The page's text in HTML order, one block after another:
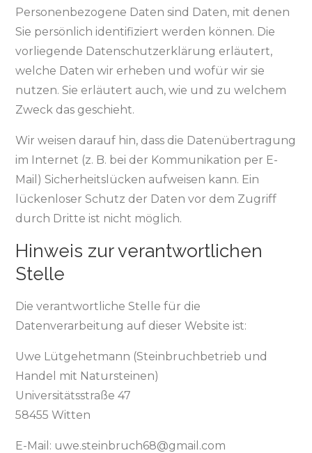
Personenbezogene Daten sind Daten, mit denen
Sie persönlich identifiziert werden können. Die
vorliegende Datenschutzerklärung erläutert,
welche Daten wir erheben und wofür wir sie
nutzen. Sie erläutert auch, wie und zu welchem
Zweck das geschieht.
Wir weisen darauf hin, dass die Datenübertragung
im Internet (z. B. bei der Kommunikation per E-
Mail) Sicherheitslücken aufweisen kann. Ein
lückenloser Schutz der Daten vor dem Zugriff
durch Dritte ist nicht möglich.
Hinweis zur verantwortlichen
Stelle
Die verantwortliche Stelle für die
Datenverarbeitung auf dieser Website ist:
Uwe Lütgehetmann (Steinbruchbetrieb und
Handel mit Natursteinen)
Universitätsstraße 47
58455 Witten
E-Mail: uwe.steinbruch68@gmail.com